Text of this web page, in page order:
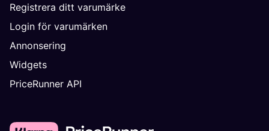
Registrera ditt varumärke
Login för varumärken
Annonsering
Widgets
PriceRunner API